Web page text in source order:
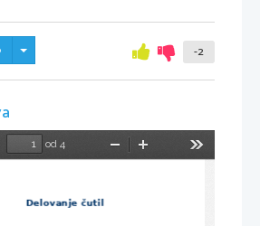
Skrij/prikaži meni -2
od 4
Pomanjšaj
Delovanje čutil